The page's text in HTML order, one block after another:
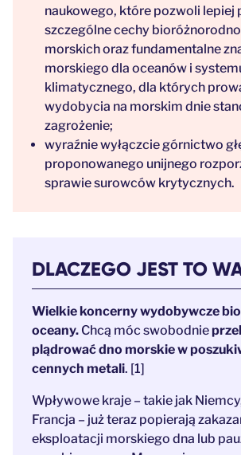
naukowego, które pozwoli lepiej
szczególne cechy
morskich oraz fundamentalne
morskiego dla oceanów i
klimatycznego, dla których
wydobycia na morskim dnie
zagrożenie;
wyraźnie wyłączcie górnictwo
proponowanego unijnego
sprawie surowców krytycznych.
DLACZEGO JEST TO
Wielkie koncerny wydobywcze
oceany. Chcą móc swobodnie
plądrować dno morskie w
cennych metali. [1]
Wpływowe kraje – takie jak
Francja – już teraz popierają
eksploatacji morskiego dna lub